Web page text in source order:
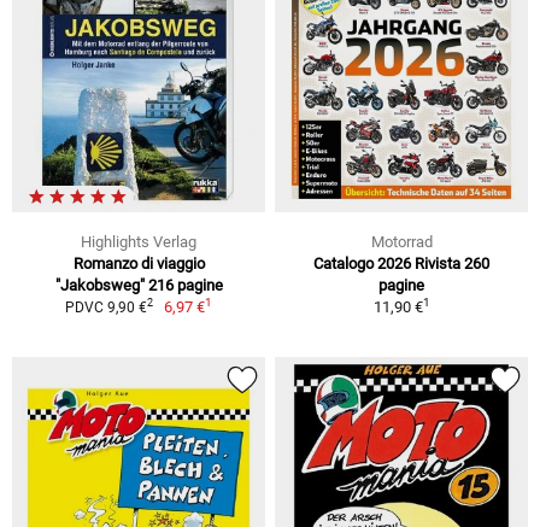
Highlights Verlag
Romanzo di viaggio
"Jakobsweg" 216 pagine
PDVC 9,90 €2 6,97 €1
Motorrad
Catalogo 2026 Rivista 260
pagine
11,90 €1